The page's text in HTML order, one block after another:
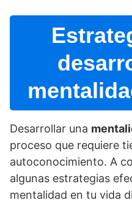
Desarrollar una
proceso que requiere
autoconocimiento. A
algunas estrategias
mentalidad en tu vida